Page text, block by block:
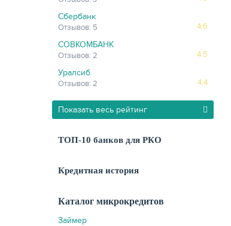
Сбербанк
4.6
Отзывов: 5
СОВКОМБАНК
4.5
Отзывов: 2
Уралсиб
4.4
Отзывов: 2
Показать весь рейтинг
ТОП-10 банков для РКО
Кредитная история
Каталог микрокредитов
Займер